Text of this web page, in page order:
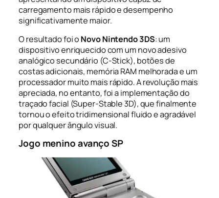
carregamento mais rápido e desempenho
significativamente maior.
O resultado foi o Novo Nintendo 3DS: um
dispositivo enriquecido com um novo adesivo
analógico secundário (C-Stick), botões de
costas adicionais, memória RAM melhorada e um
processador muito mais rápido. A revolução mais
apreciada, no entanto, foi a implementação do
traçado facial (Super-Stable 3D), que finalmente
tornou o efeito tridimensional fluido e agradável
por qualquer ângulo visual.
Jogo menino avanço SP